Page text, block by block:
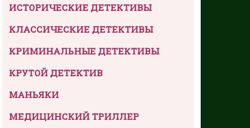
ИСТОРИЧЕСКИЕ ДЕТЕКТИВЫ
КЛАССИЧЕСКИЕ ДЕТЕКТИВЫ
КРИМИНАЛЬНЫЕ ДЕТЕКТИВЫ
КРУТОЙ ДЕТЕКТИВ
МАНЬЯКИ
МЕДИЦИНСКИЙ ТРИЛЛЕР